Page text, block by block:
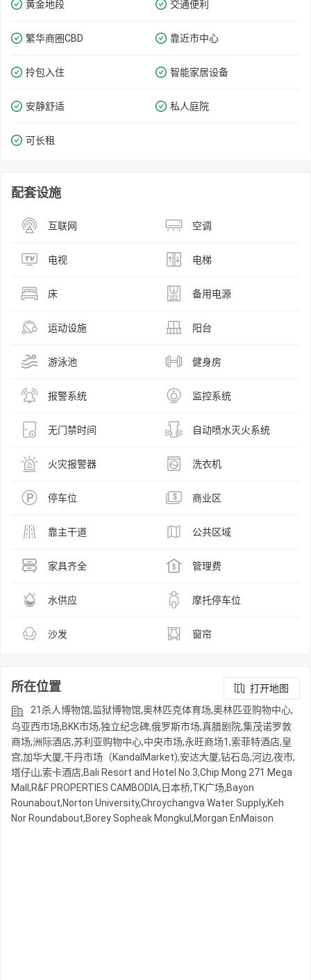
黄金地段 交通便利
繁华商圈​​CBD 靠近市中心
拎包入住 智能家居设备
安静舒适 私人庭院
可长租
配套设施
互联网 空调
电视 电梯
床 备用电源
运动设施 阳台
游泳池 健身房
报警系统 监控系统
无门禁时间 自动喷水灭火系统
火灾报警器 洗衣机
停车位 商业区
靠主干道 公共区域
家具齐全 管理费
水供应 摩托停车位
沙发 窗帘
所在位置
打开地图
21杀人博物馆,监狱博物馆,奥林匹克体育场,奥林匹亚购物中心,
乌亚西市场,BKK市场,独立纪念碑,俄罗斯市场,真腊剧院,集茂诺罗敦
商场,洲际酒店,苏利亚购物中心,中央市场,永旺商场1,索菲特酒店,皇
宫,加华大厦,干丹市场（KandalMarket),安达大厦,钻石岛,河边,夜市,
塔仔山,索卡酒店,Bali Resort and Hotel No.3,Chip Mong 271 Mega
Mall,R&F PROPERTIES CAMBODIA,日本桥,TK广场,Bayon
Rounabout,Norton University,Chroychangva Water Supply,Keh
Nor Roundabout,Borey Sopheak Mongkul,Morgan EnMaison